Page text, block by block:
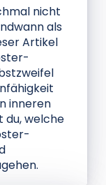
nicht
als
Artikel
inneren
du, welche